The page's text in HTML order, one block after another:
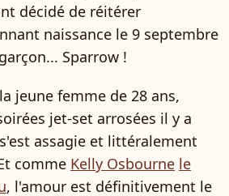
décidé de réitérer
naissance le 9 septembre
Sparrow !
jeune femme de 28 ans,
jet-set arrosées il y a
assagie et littéralement
comme Kelly Osbourne le
, l'amour est définitivement le